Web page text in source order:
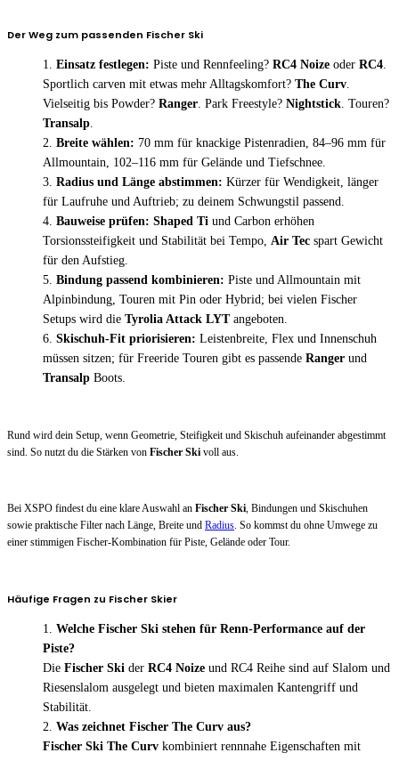
Der Weg zum passenden Fischer Ski
Einsatz festlegen: Piste und Rennfeeling? RC4 Noize oder RC4
Sportlich carven mit etwas mehr Alltagskomfort? The Curv
Vielseitig bis Powder? Ranger . Park Freestyle? Nightstick . Touren?
Transalp
Breite wählen: 70 mm für knackige Pistenradien, 84–96 mm für
Allmountain, 102–116 mm für Gelände und Tiefschnee.
Radius und Länge abstimmen: Kürzer für Wendigkeit, länger
für Laufruhe und Auftrieb; zu deinem Schwungstil passend.
Bauweise prüfen: Shaped Ti und Carbon erhöhen
Torsionssteifigkeit und Stabilität bei Tempo, Air Tec spart Gewicht
für den Aufstieg.
Bindung passend kombinieren: Piste und Allmountain mit
Alpinbindung, Touren mit Pin oder Hybrid; bei vielen Fischer
Setups wird die Tyrolia Attack LYTangeboten.
Skischuh-Fit priorisieren: Leistenbreite, Flex und Innenschuh
müssen sitzen; für Freeride Touren gibt es passende Ranger und
Transalp Boots.
Rund wird dein Setup, wenn Geometrie, Steifigkeit und Skischuh aufeinander abgestimmt
sind. So nutzt du die Stärken von Fischer Ski voll aus.
Bei XSPO findest du eine klare Auswahl an Fischer Ski , Bindungen und Skischuhen
sowie praktische Filter nach Länge, Breite und Radius . So kommst du ohne Umwege zu
einer stimmigen Fischer-Kombination für Piste, Gelände oder Tour.
Häufige Fragen zu Fischer Skier
Welche Fischer Ski stehen für Renn-Performance auf der
Piste?
Die Fischer Ski der RC4 Noize und RC4 Reihe sind auf Slalom und
Riesenslalom ausgelegt und bieten maximalen Kantengriff und
Stabilität.
Was zeichnet Fischer The Curv aus?
Fischer Ski The Curv kombiniert rennnahe Eigenschaften mit